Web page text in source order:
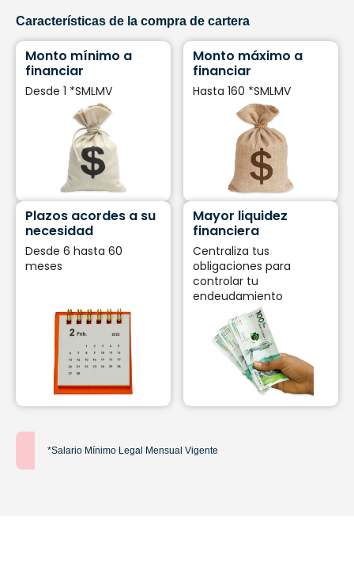
Características de la compra de cartera
Monto mínimo a
financiar
Desde 1 *SMLMV
Monto máximo a
financiar
Hasta 160 *SMLMV
Plazos acordes a su
necesidad
Desde 6 hasta 60
meses
Mayor liquidez
financiera
Centraliza tus
obligaciones para
controlar tu
endeudamiento
*Salario Mínimo Legal Mensual Vigente